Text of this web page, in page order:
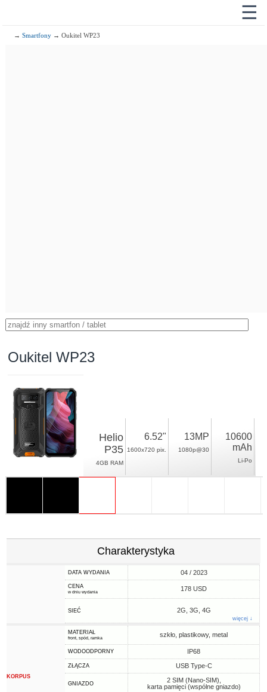
☰
→Smartfony → Oukitel WP23
Oukitel WP23
Helio
P35
4GB RAM
6.52"
1600x720 pix.
13MP
1080p@30
10600
mAh
Li-Po
Charakterystyka
DATA WYDANIA 04 / 2023
CENA
w dniu wydania 178 USD
SIEĆ 2G, 3G, 4G
więcej ↓
KORPUS
MATERIAŁ
front, spód, ramka szkło, plastikowy, metal
WODOODPORNY IP68
ZŁĄCZA USB Type-C
GNIAZDO
2 SIM (Nano-SIM),
karta pamięci (wspólne gniazdo)